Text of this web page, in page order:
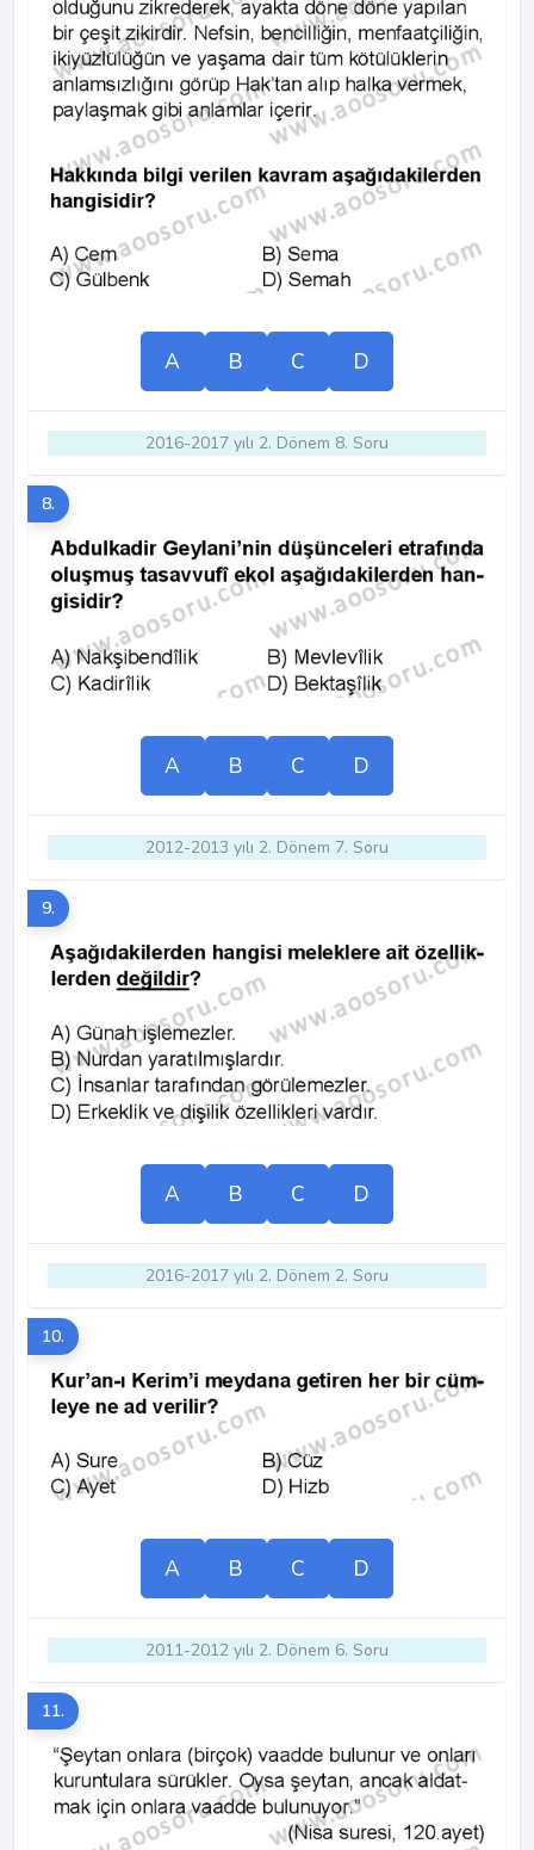
A B C D
2016-2017 yılı 2. Dönem 8. Soru
8.
A B C D
2012-2013 yılı 2. Dönem 7. Soru
9.
A B C D
2016-2017 yılı 2. Dönem 2. Soru
10.
A B C D
2011-2012 yılı 2. Dönem 6. Soru
11.